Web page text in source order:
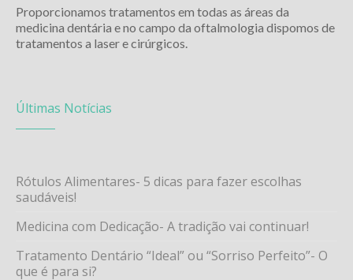
Proporcionamos tratamentos em todas as áreas da
medicina dentária e no campo da oftalmologia dispomos de
tratamentos a laser e cirúrgicos.
Últimas Notícias
Rótulos Alimentares- 5 dicas para fazer escolhas
saudáveis!
Medicina com Dedicação- A tradição vai continuar!
Tratamento Dentário “Ideal” ou “Sorriso Perfeito”- O
que é para si?